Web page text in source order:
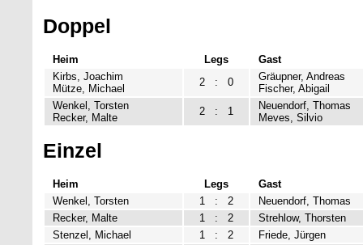
Doppel
Heim Legs
Gast
Kirbs, Joachim
Mütze, Michael
2 : 0
Gräupner, Andreas
Fischer, Abigail
Wenkel, Torsten
Recker, Malte
2 : 1
Neuendorf, Thomas
Meves, Silvio
Einzel
Heim Legs
Gast
Wenkel, Torsten
1 : 2
Neuendorf, Thomas
Recker, Malte
1 : 2
Strehlow, Thorsten
Stenzel, Michael
1 : 2
Friede, Jürgen